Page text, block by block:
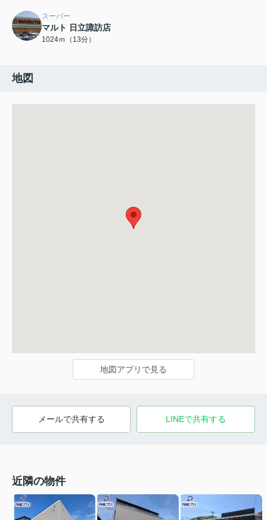
スーパー
マルト 日立諏訪店
1024ｍ（13分）
地図
地図アプリで見る
メールで共有する LINEで共有する
近隣の物件